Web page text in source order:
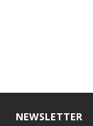
NEWSLETTER